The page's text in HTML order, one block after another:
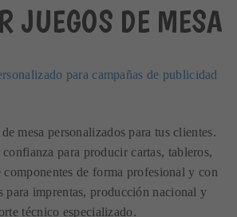
JUEGOS DE MESA
mesa personalizados para tus clientes.
para producir cartas, tableros,
de forma profesional y con
para imprentas, producción nacional y
técnico especializado.